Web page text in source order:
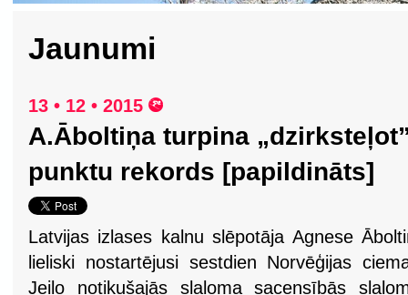
Jaunumi
13 • 12 • 2015
A.Āboltiņa turpina
punktu rekords [papildināts]
Latvijas izlases kalnu slēpotāja Agnese
lieliski nostartējusi sestdien Norvēģijas
Jeilo notikušajās slaloma sacensībās